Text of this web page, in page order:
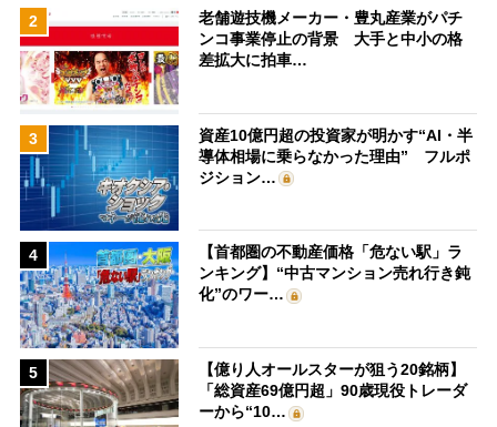
2
老舗遊技機メーカー・豊丸産業がパチ
ンコ事業停止の背景 大手と中小の格
差拡大に拍車…
3
資産10億円超の投資家が明かす“AI・半
導体相場に乗らなかった理由” フルポ
ジション…
4
【首都圏の不動産価格「危ない駅」ラ
ンキング】“中古マンション売れ行き鈍
化”のワー…
5
【億り人オールスターが狙う20銘柄】
「総資産69億円超」90歳現役トレーダ
ーから“10…